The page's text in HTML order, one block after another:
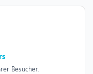
Besucher.